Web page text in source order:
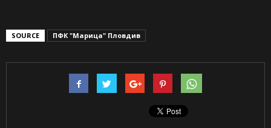
SOURCE ПФК "Марица" Пловдив